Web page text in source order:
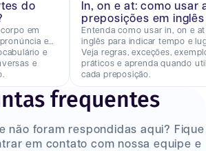
do
em
e
e
e
In, on e at: como usar
preposições em inglês
Entenda como usar in, on e
inglês para indicar tempo e
Veja regras, exceções,
práticos e aprenda quando
cada preposição.
frequentes
não foram respondidas aqui? Fique
em contato com nossa equipe e